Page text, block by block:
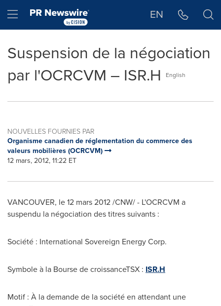
Hamburger menu EN
Suspension de la négociation
par l'OCRCVM – ISR.H
English
NOUVELLES FOURNIES PAR
Organisme canadien de réglementation du commerce des
valeurs mobilières (OCRCVM)
12 mars, 2012, 11:22 ET
VANCOUVER, le 12 mars 2012 /CNW/ - L'OCRCVM a
suspendu la négociation des titres suivants :
Société : International Sovereign Energy Corp.
Symbole à la Bourse de croissanceTSX : ISR.H
Motif : À la demande de la société en attendant une